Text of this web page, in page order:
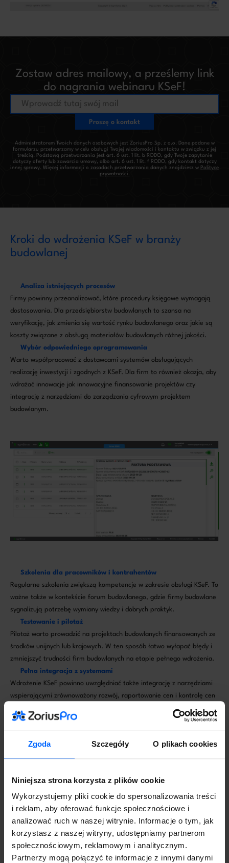
Zgoda Szczegóły O plikach cookies
Niniejsza strona korzysta z plików cookie
Wykorzystujemy pliki cookie do spersonalizowania treści
i reklam, aby oferować funkcje społecznościowe i
analizować ruch w naszej witrynie. Informacje o tym, jak
korzystasz z naszej witryny, udostępniamy partnerom
społecznościowym, reklamowym i analitycznym.
Partnerzy mogą połączyć te informacje z innymi danymi
Zostaw adres mailowy, a prześlemy link
do nagrania webinaru KSeF!
Administratorem Twoich danych osobowych jest ZoriusPro Sp. z o.o. Dane podane w
formularzu przetwarzamy w celu obsługi Twojej wiadomości i kontaktu w związku z jej
treścią. Podstawą przetwarzania jest art. 6 ust. 1 lit. b RODO, gdy Twoje zapytanie
dotyczy oferty lub zawarcia umowy, albo art. 6 ust. 1 lit. f RODO, gdy kontakt dotyczy
innej sprawy. Więcej informacji o zasadach przetwarzania danych znajdziesz w Polityce
prywatności.
Kroki do wdrożenia KSeF w branży
budowlanej
Analiza istniejących procesów
Firmy powinny przeanalizować, które procedury księgowe wymagają
dostosowania. Dla przedsiębiorstw budowlanych to szansa na
weryfikację, jak zmienia się wartość rynku budowlanego oraz jakie są
koszty związane z obsługą materiałów budowlanych różnej jakości.
Wybór odpowiedniego oprogramowania
Warto współpracować z dostawcami systemów obsługujących
realizację inwestycji i zgodnych z KSeF. Dla firm to również okazja, aby
wdrażać innowacje jak innowacyjne finansowanie projektów czy
integrację z narzędziami do zarządzania cyfrowym projektem
budowlanym.
Szkolenia dla pracowników i kontrahentów
Regularne szkolenia zwiększą kompetencje w zakresie obsługi KSeF. To
ważne także w kontekście forum budowlanego, gdzie firmy budowlane
sygnalizują potrzebę wymiany wiedzy i dobrych praktyk.
Testowanie i pilotaż
Pilotaż warto prowadzić na projektach budowlanych finansowanych ze
środków unijnych lub krajowych. W ten sposób łatwo wyłapać błędy i
zmniejszyć trudności firm budowlanych na etapie pełnego wdrożenia.
Pełna integracja z systemami
Wdrożenie KSeF powinno uwzględniać także integrację z narzędziami
wspierającymi zrównoważony rozwój, raportowanie cen i kontrolę cen